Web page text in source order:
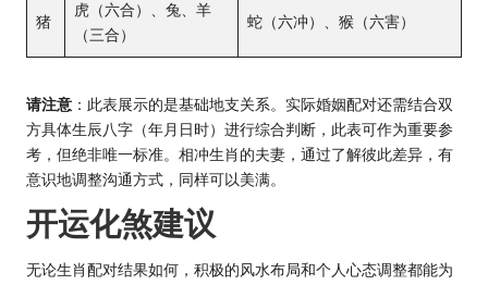
猪
虎（六合）、兔、羊
（三合）
蛇（六冲）、猴（六害）
请注意 ：此表展示的是基础地支关系。实际婚姻配对还需结合双
方具体生辰八字（年月日时）进行综合判断，此表可作为重要参
考，但绝非唯一标准。相冲生肖的夫妻，通过了解彼此差异，有
意识地调整沟通方式，同样可以美满。
开运化煞建议
无论生肖配对结果如何，积极的风水布局和个人心态调整都能为